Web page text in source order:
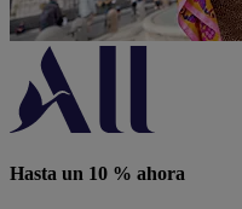
Hasta un 10 % ahora